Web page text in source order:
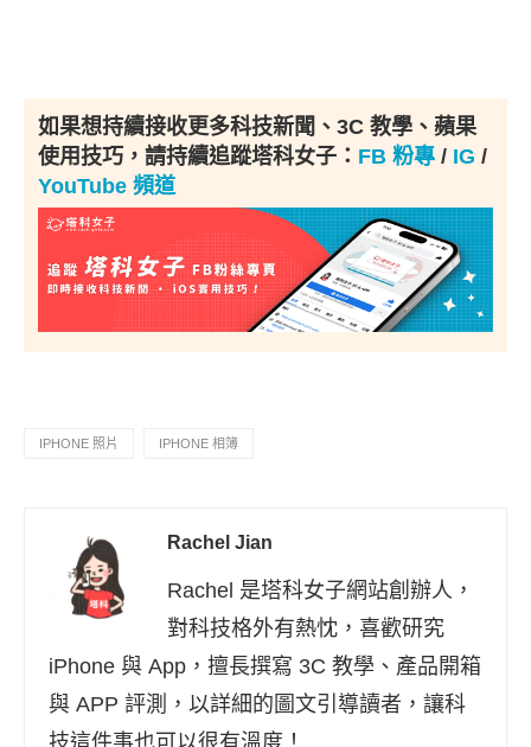
如果想持續接收更多科技新聞、3C 教學、蘋果
使用技巧，請持續追蹤塔科女子： FB 粉專 / IG /
YouTube 頻道
IPHONE 照片 IPHONE 相簿
Rachel Jian
Rachel 是塔科女子網站創辦人，
對科技格外有熱忱，喜歡研究
iPhone 與 App，擅長撰寫 3C 教學、產品開箱
與 APP 評測，以詳細的圖文引導讀者，讓科